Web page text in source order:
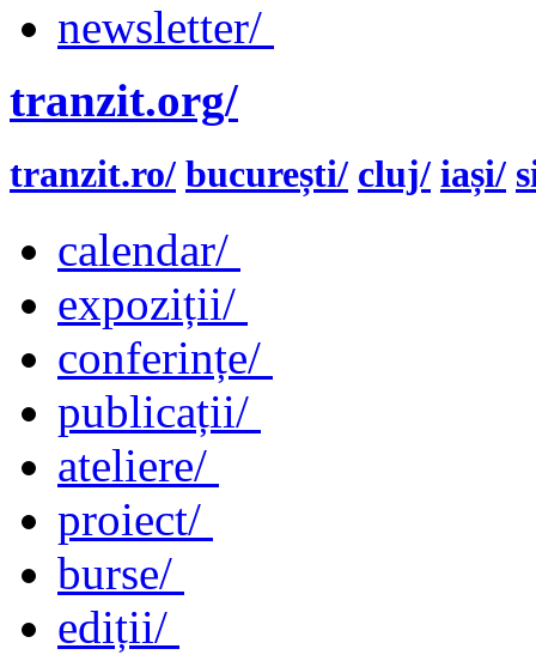
newsletter/
tranzit.org/
tranzit.ro/ bucurești/ cluj/ iași/
calendar/
expoziții/
conferințe/
publicații/
ateliere/
proiect/
burse/
ediții/